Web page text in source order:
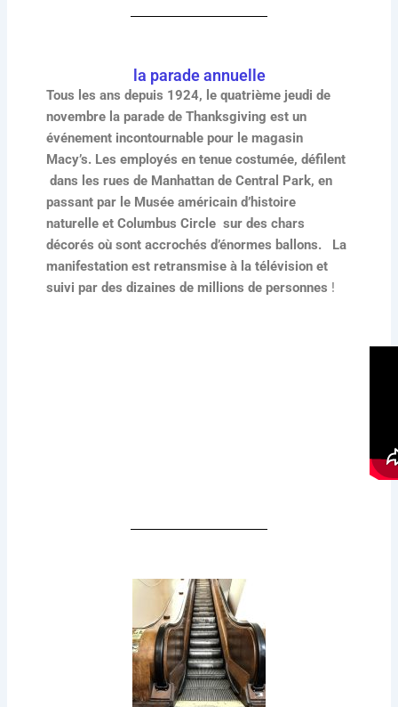
la parade annuelle
Tous les ans depuis 1924, le quatrième jeudi de
novembre la parade de Thanksgiving est un
événement incontournable pour le magasin
Macy’s. Les employés en tenue costumée, défilent
dans les rues de Manhattan de Central Park, en
passant par le Musée américain d’histoire
naturelle et Columbus Circle sur des chars
décorés où sont accrochés d’énormes ballons. La
manifestation est retransmise à la télévision et
suivi par des dizaines de millions de personnes !